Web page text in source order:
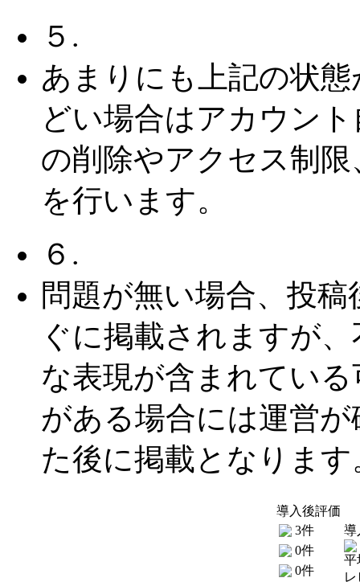
５.
あまりにも上記の状態
どい場合はアカウント
の削除やアクセス制限
を行います。
６.
問題が無い場合、投稿
ぐに掲載されますが
な表現が含まれている
がある場合には運営が
た後に掲載となります
導入後評価
3件
0件
0件
導
平